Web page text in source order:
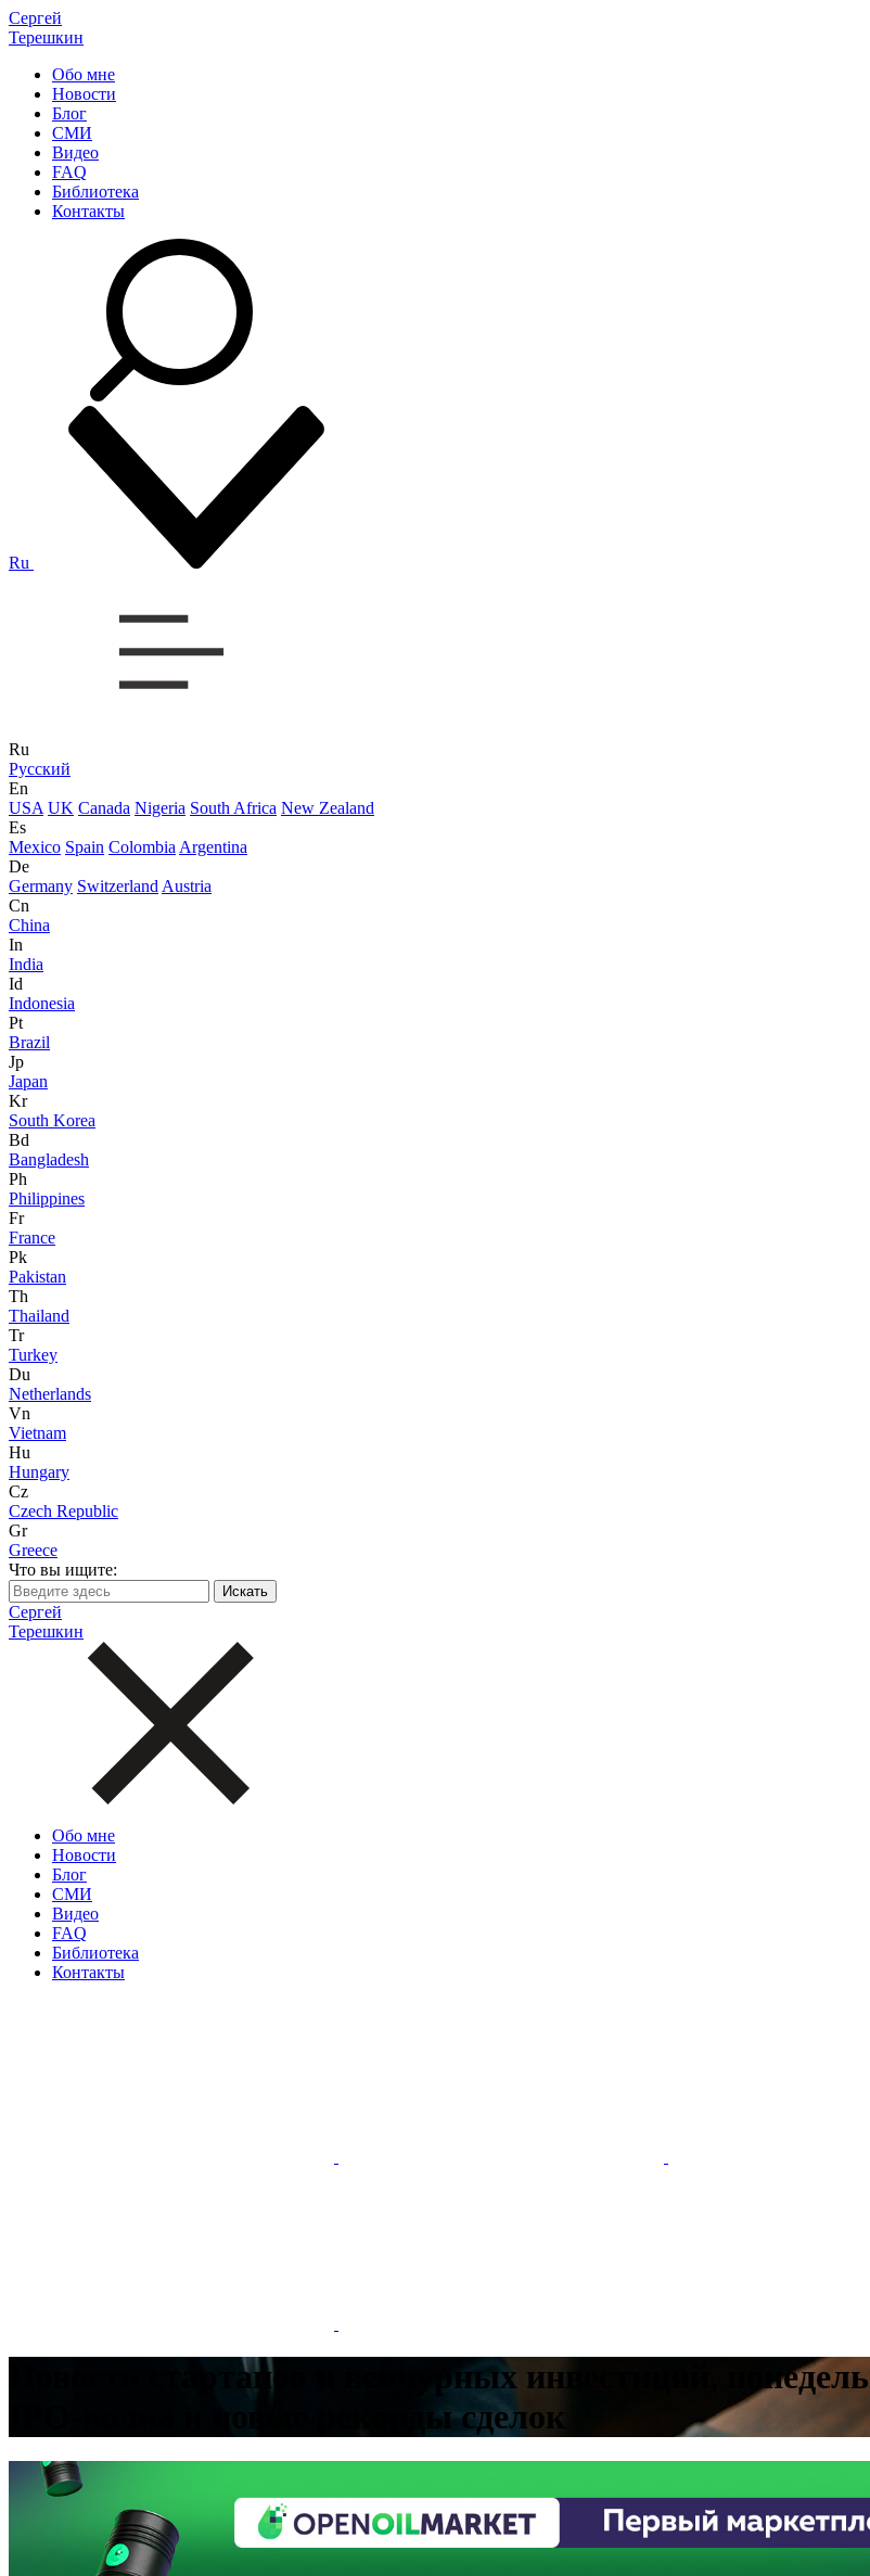
Сергей
Терешкин
Обо мне
Новости
Блог
СМИ
Видео
FAQ
Библиотека
Контакты
Ru
Ru
Русский
En
USA UK Canada Nigeria South Africa New Zealand
Es
Mexico Spain Colombia Argentina
De
Germany Switzerland Austria
Cn
China
In
India
Id
Indonesia
Pt
Brazil
Jp
Japan
Kr
South Korea
Bd
Bangladesh
Ph
Philippines
Fr
France
Pk
Pakistan
Th
Thailand
Tr
Turkey
Du
Netherlands
Vn
Vietnam
Hu
Hungary
Cz
Czech Republic
Gr
Greece
Что вы ищите:
Сергей
Терешкин
Обо мне
Новости
Блог
СМИ
Видео
FAQ
Библиотека
Контакты
Новости стартапов и венчурных инвестиций,
IPO-волна и новые рекорды сделок